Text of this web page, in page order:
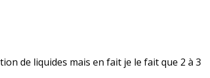
de liquides mais en fait je le fait que 2 à 3